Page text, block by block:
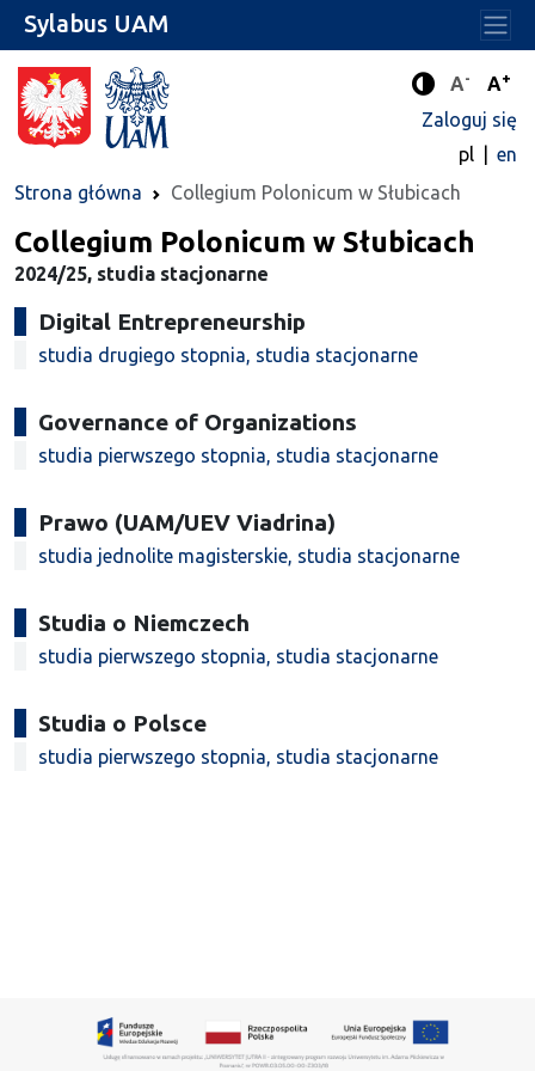
Tryb
A- A+
Zaloguj się
pl
en
Strona główna
Collegium Polonicum w Słubicach
Sylabus UAM
Collegium Polonicum w Słubicach
2024/25, studia stacjonarne
Digital Entrepreneurship
studia drugiego stopnia, studia stacjonarne
Governance of Organizations
studia pierwszego stopnia, studia stacjonarne
Prawo (UAM/UEV Viadrina)
studia jednolite magisterskie, studia stacjonarne
Studia o Niemczech
studia pierwszego stopnia, studia stacjonarne
Studia o Polsce
studia pierwszego stopnia, studia stacjonarne